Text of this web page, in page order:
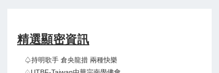
精選顯密資訊
♤持明歌手 倉央龍措 兩種快樂